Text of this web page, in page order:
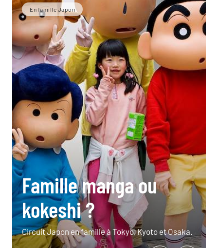
En famille Japon
Famille manga ou
kokeshi ?
Circuit Japon en famille à Tokyo, Kyoto et Osaka.